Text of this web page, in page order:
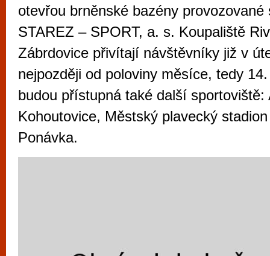
otevřou brněnské bazény provozované
STAREZ – SPORT, a. s. Koupaliště
Zábrdovice přivítají návštěvníky již v
nejpozději od poloviny měsíce, tedy
budou přístupná také další sportoviště:
Kohoutovice, Městský plavecký
Ponávka.
Brno je
zajímavé
restaurace,
Mimo jiné je ale také místem, kde si
vyzkoušet různé kasinové hry. V
metropoli naleznete širokou nabídku her
po moderní automaty jak pro pravidelné
příležitostné hráče. V...